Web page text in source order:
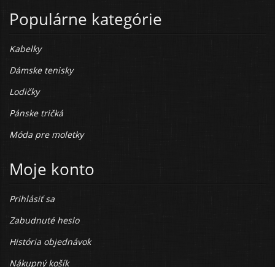
Populárne kategórie
Kabelky
Dámske tenisky
Lodičky
Pánske tričká
Móda pre moletky
Moje konto
Prihlásiť sa
Zabudnuté heslo
História objednávok
Nákupný košík